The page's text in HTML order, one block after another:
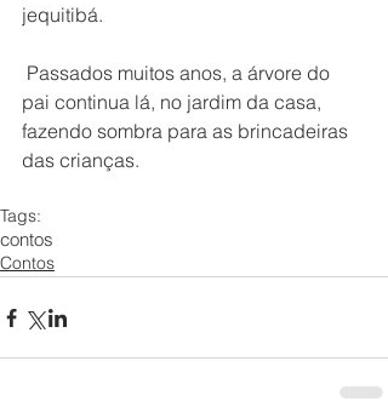
jequitibá.
pai continua lá, no jardim da casa,
fazendo sombra para as brincadeiras
das crianças.
Tags:
contos
Contos